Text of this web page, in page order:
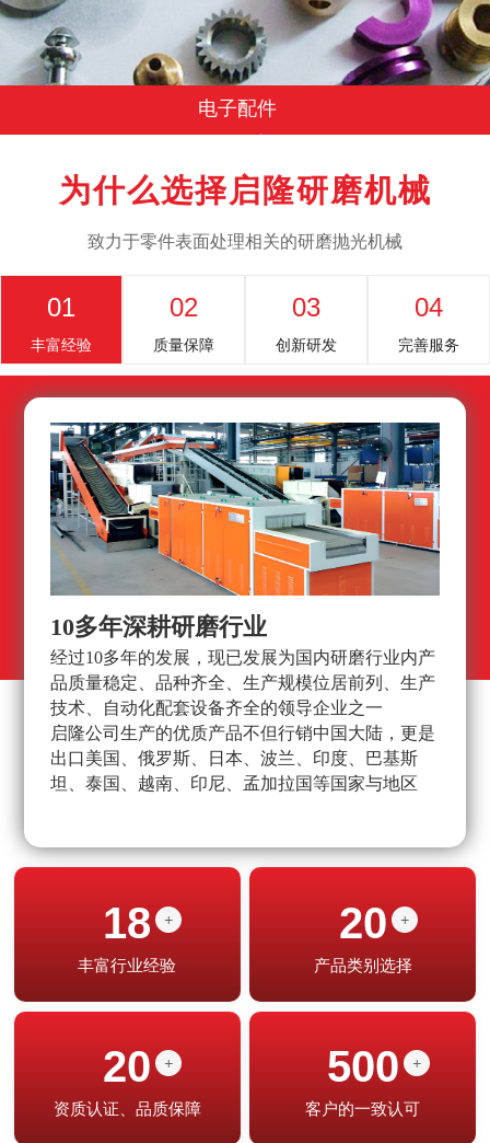
电子配件
为什么选择启隆研磨机械
致力于零件表面处理相关的研磨抛光机械
01
丰富经验
02
质量保障
03
创新研发
04
完善服务
10多年深耕研磨行业
经过10多年的发展，现已发展为国内研磨行业内产
品质量稳定、品种齐全、生产规模位居前列、生产
技术、自动化配套设备齐全的领导企业之一
启隆公司生产的优质产品不但行销中国大陆，更是
出口美国、俄罗斯、日本、波兰、印度、巴基斯
坦、泰国、越南、印尼、孟加拉国等国家与地区
高
18 +
丰富行业经验
20 +
产品类别选择
20 +
资质认证、品质保障
500 +
客户的一致认可